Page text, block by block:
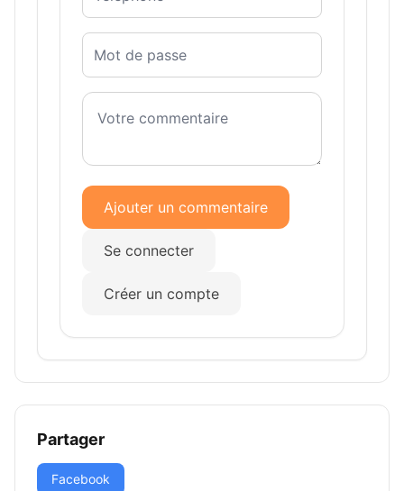
Ajouter un commentaire
Se connecter
Créer un compte
Partager
Facebook